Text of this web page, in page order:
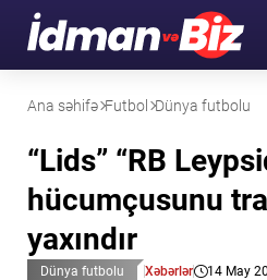
Ana səhifə Futbol Dünya futbolu
“Lids” “RB
hücumçusunu
yaxındır
Dünya futbolu Xəbərlər 14 May